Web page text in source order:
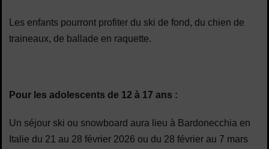
Les enfants pourront profiter du ski de fond, du chien de
traineaux, de ballade en raquette.
Pour les adolescents de 12 à 17 ans :
Un séjour ski ou snowboard aura lieu à Bardonecchia en
Italie du 21 au 28 février 2026 ou du 28 février au 7 mars